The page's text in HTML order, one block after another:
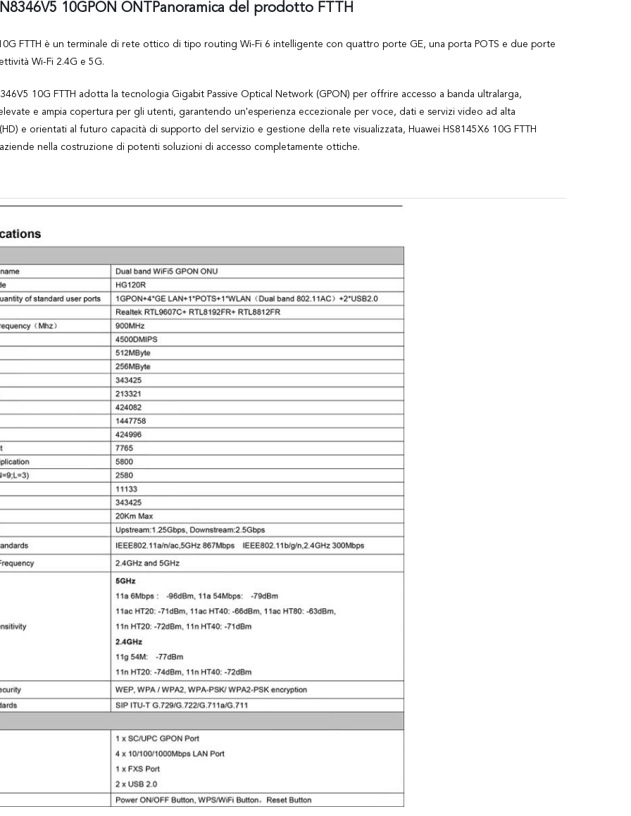
10GPON ONT Panoramica del prodotto FTTH
FTTH è un terminale di rete ottico di tipo routing Wi-Fi 6 intelligente con quattro porte GE, una porta POTS e due porte
Wi-Fi 2.4G e 5G.
10G FTTH adotta la tecnologia Gigabit Passive Optical Network (GPON) per offrire accesso a banda ultralarga,
e ampia copertura per gli utenti, garantendo un'esperienza eccezionale per voce, dati e servizi video ad alta
e orientati al futuro capacità di supporto del servizio e gestione della rete visualizzata, Huawei HS8145X6 10G FTTH
nella costruzione di potenti soluzioni di accesso completamente ottiche.